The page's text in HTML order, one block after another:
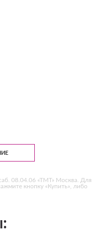
08.04.06 «ТМТ» Москва. Для
кнопку «Купить», либо